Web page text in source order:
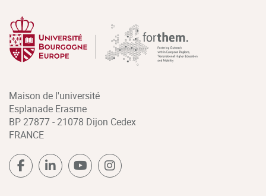
Maison de l'université
Esplanade Erasme
BP 27877 - 21078 Dijon Cedex
FRANCE